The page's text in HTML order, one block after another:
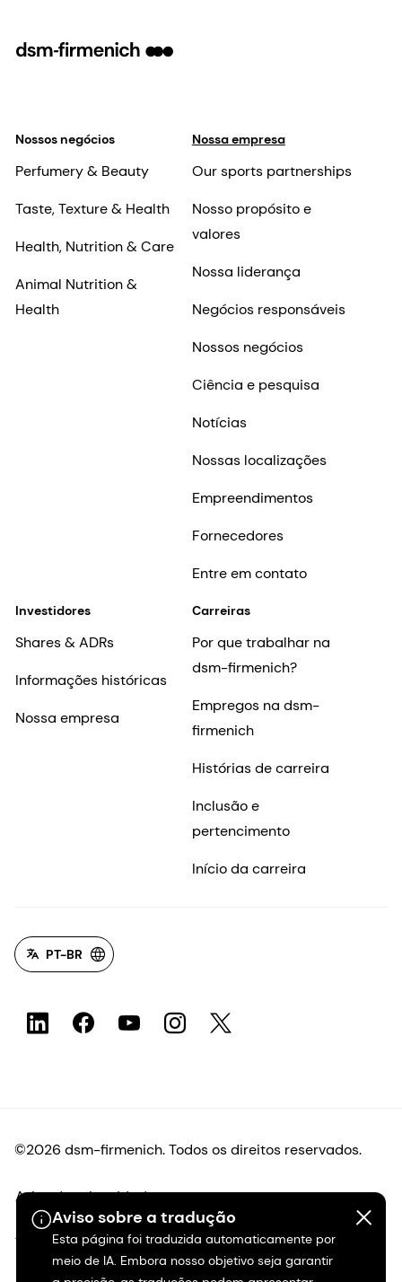
Aviso sobre a tradução
Esta página foi traduzida automaticamente por
meio de IA. Embora nosso objetivo seja garantir
Nossos negócios
Perfumery & Beauty
Taste, Texture & Health
Health, Nutrition & Care
Animal Nutrition &
Health
Nossa empresa
Our sports partnerships
Nosso propósito e
valores
Nossa liderança
Negócios responsáveis
Nossos negócios
Ciência e pesquisa
Notícias
Nossas localizações
Empreendimentos
Fornecedores
Entre em contato
Investidores
Shares & ADRs
Informações históricas
Nossa empresa
Carreiras
Por que trabalhar na
dsm-firmenich?
Empregos na dsm-
firmenich
Histórias de carreira
Inclusão e
pertencimento
Início da carreira
PT-BR
©2026 dsm-firmenich. Todos os direitos reservados.
Aviso de privacidade
Termos de uso